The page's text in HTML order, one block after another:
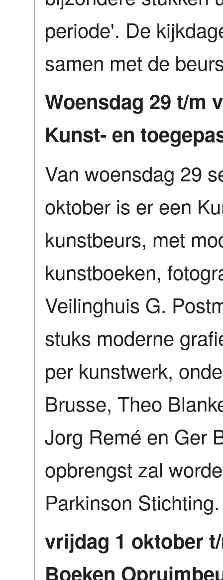
periode'. De
samen met de
Woensdag 29 t/m
Kunst- en
Van woensdag 29
oktober is er een
kunstbeurs, met
kunstboeken,
Veilinghuis G.
stuks moderne
per kunstwerk,
Brusse, Theo
Jorg Remé en Ger
opbrengst zal
Parkinson Stichting.
vrijdag 1 oktober
Boeken